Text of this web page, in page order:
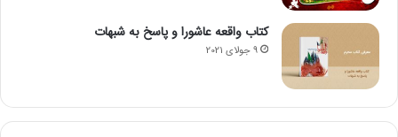
کتاب واقعه عاشورا و پاسخ به شبهات
9 جولای 2021